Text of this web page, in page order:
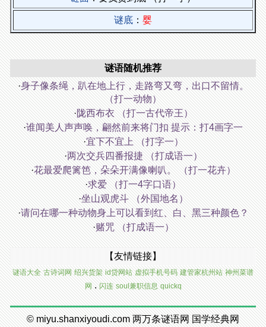
谜底 ： 婴
谜语随机推荐
·身子像条绳，趴在地上行，走路弯又弯，出口不留情。
（打一动物）
·陇西布衣 （打一古代帝王）
·谁闻美人声声唤，翩然前来将门扣 提示：打4画字一
·宜下不宜上 （打字一）
·两次交兵四番报捷 （打成语一）
·花最爱爬篱笆，朵朵开满像喇叭。 （打一花卉）
·求爱 （打一4字口语）
·坐山观虎斗 （外国地名）
·请问在哪一种动物身上可以看到红、白、黑三种颜色？
·赌咒 （打成语一）
【友情链接】
谜语大全 古诗词网 绍兴货架 id贷网站 虚拟手机号码 建管家杭州站 神州菜谱
网 . 闪连 soul兼职信息 quickq
© miyu.shanxiyoudi.com 两万条谜语网 国学经典网